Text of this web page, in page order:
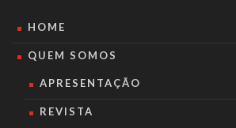
HOME
QUEM SOMOS
APRESENTAÇÃO
REVISTA